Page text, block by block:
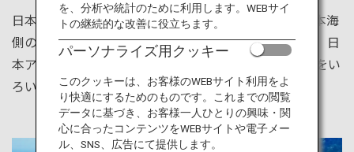
日本列島が東西にわかれる位置にある中部エリア。日本海
側の対馬海流と太平洋側の黒潮がもたらす海の文化と、日
本アルプスをはじめとする峰々から生まれた山の文化をい
ろいろな形で楽しめるスポットが数多くあります。
を、分析や統計のために利用します。WEBサイ
トの継続的な改善に役立ちます。
パーソナライズ用クッキー
このクッキーは、お客様のWEBサイト利用をよ
り快適にするためのものです。これまでの閲覧
データに基づき、お客様一人ひとりの興味・関
心に合ったコンテンツをWEBサイトや電子メー
ル、SNS、広告にて提供します。